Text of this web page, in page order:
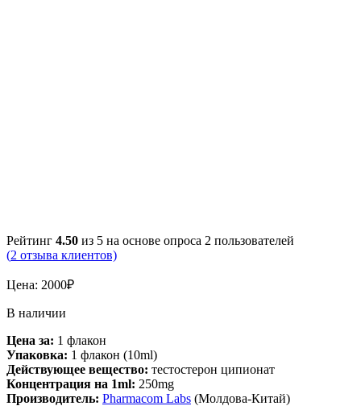
Рейтинг 4.50 из 5 на основе опроса 2 пользователей
(2 отзыва клиентов)
Цена: 2000₽
В наличии
Цена за: 1 флакон
Упаковка: 1 флакон (10ml)
Действующее вещество: тестостерон ципионат
Концентрация на 1ml: 250mg
Производитель: Pharmacom Labs (Молдова-Китай)